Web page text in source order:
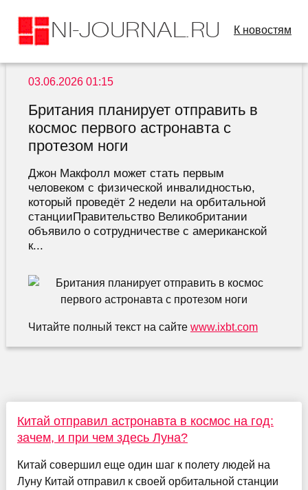
К новостям
03.06.2026 01:15
Британия планирует отправить в
космос первого астронавта с
протезом ноги
Джон Макфолл может стать первым
человеком с физической инвалидностью,
который проведёт 2 недели на орбитальной
станцииПравительство Великобритании
объявило о сотрудничестве с американской
к...
Читайте полный текст на сайте www.ixbt.com
Китай отправил астронавта в космос на год:
зачем, и при чем здесь Луна?
Китай совершил еще один шаг к полету людей на
Луну Китай отправил к своей орбитальной станции